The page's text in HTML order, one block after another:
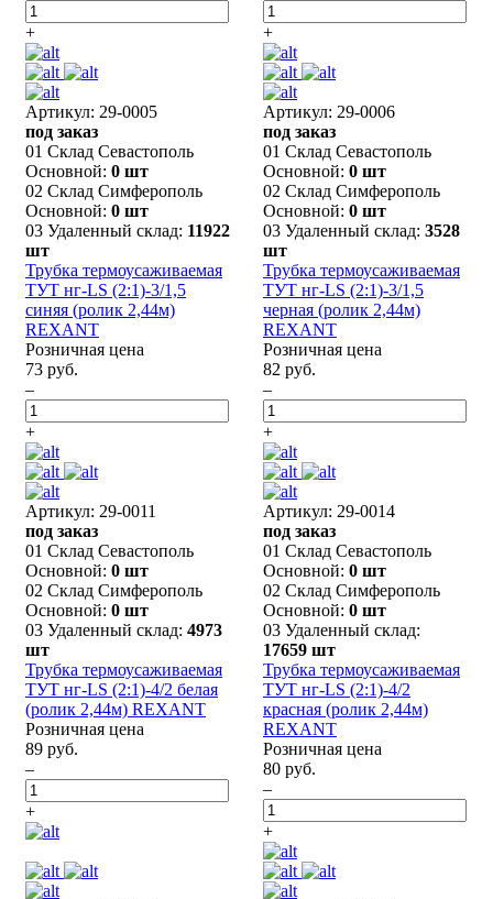
+ +
Артикул: 29-0005
под заказ
01 Склад Севастополь
Основной: 0 шт
02 Склад Симферополь
Основной: 0 шт
03 Удаленный склад: 11922
шт
Трубка термоусаживаемая
ТУТ нг-LS (2:1)-3/1,5
синяя (ролик 2,44м)
REXANT
Розничная цена
73 руб.
–
+
Артикул: 29-0006
под заказ
01 Склад Севастополь
Основной: 0 шт
02 Склад Симферополь
Основной: 0 шт
03 Удаленный склад: 3528
шт
Трубка термоусаживаемая
ТУТ нг-LS (2:1)-3/1,5
черная (ролик 2,44м)
REXANT
Розничная цена
82 руб.
–
+
Артикул: 29-0011
под заказ
01 Склад Севастополь
Основной: 0 шт
02 Склад Симферополь
Основной: 0 шт
03 Удаленный склад: 4973
шт
Трубка термоусаживаемая
ТУТ нг-LS (2:1)-4/2 белая
(ролик 2,44м) REXANT
Розничная цена
89 руб.
–
+
Артикул: 29-0014
под заказ
01 Склад Севастополь
Основной: 0 шт
02 Склад Симферополь
Основной: 0 шт
03 Удаленный склад:
17659 шт
Трубка термоусаживаемая
ТУТ нг-LS (2:1)-4/2
красная (ролик 2,44м)
REXANT
Розничная цена
80 руб.
–
+